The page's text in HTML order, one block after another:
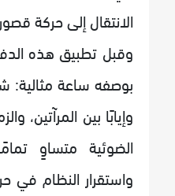
الانتقال إلى حركة
وقبل تطبيق هذه
بوصفه ساعة مثالية:
وإيابًا بين المرآتين،
الضوئية متساوٍ
واستقرار النظام في